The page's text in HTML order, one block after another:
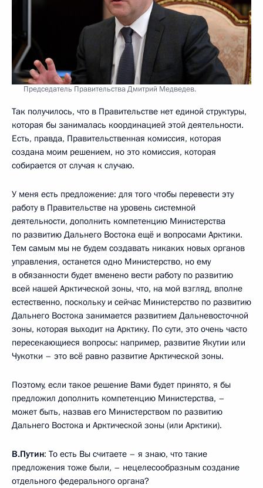
Председатель Правительства Дмитрий Медведев.
Так получилось, что в Правительстве нет единой структуры,
которая бы занималась координацией этой деятельности.
Есть, правда, Правительственная комиссия, которая
создана моим решением, но это комиссия, которая
собирается от случая к случаю.
У меня есть предложение: для того чтобы перевести эту
работу в Правительстве на уровень системной
деятельности, дополнить компетенцию Министерства
по развитию Дальнего Востока ещё и вопросами Арктики.
Тем самым мы не будем создавать никаких новых органов
управления, останется одно Министерство, но ему
в обязанности будет вменено вести работу по развитию
всей нашей Арктической зоны, что, на мой взгляд, вполне
естественно, поскольку и сейчас Министерство по развитию
Дальнего Востока занимается развитием Дальневосточной
зоны, которая выходит на Арктику. По сути, это очень часто
пересекающиеся вопросы: например, развитие Якутии или
Чукотки – это всё равно развитие Арктической зоны.
Поэтому, если такое решение Вами будет принято, я бы
предложил дополнить компетенцию Министерства, –
может быть, назвав его Министерством по развитию
Дальнего Востока и Арктической зоны (или Арктики).
В.Путин: То есть Вы считаете – я знаю, что такие
предложения тоже были, – нецелесообразным создание
отдельного федерального органа?